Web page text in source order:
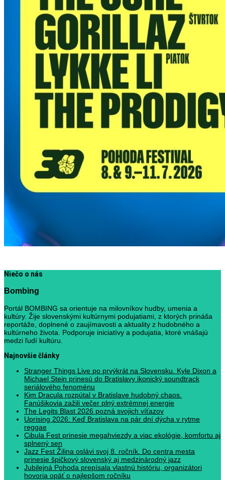
Niečo o nás
Bombing
Portál BOMBING sa orientuje na milovníkov hudby, umenia a
kultúry. Žije slovenskými kultúrnymi podujatiami, z ktorých prináša
reportáže, doplnené o zaujímavosti a aktuality z hudobného a
kultúrneho života. Podporuje iniciatívy a podujatia, ktoré vnášajú
medzi ľudí kultúru.
Najnovšie články
Stranger Things Live po prvýkrát na Slovensku. Kyle Dixon a
Michael Stein prinesú do Bratislavy ikonický soundtrack
seriálového fenoménu
Kim Dracula rozpútal v Bratislave hudobný chaos.
Fanúšikovia zažili večer plný extrémnej energie
The Legits Blast 2026 pozná svojich víťazov
Uprising 2026: Keď Bratislava na pár dní dýcha v rytme
reggae
Cibula Fest prinesie megahviezdy a viac ekológie, komfortu aj
splnený sen
Jazz Fest Žilina oslávi svoj 8. ročník. Do centra mesta
prinesie špičkový slovenský aj medzinárodný jazz
Jubilejná Pohoda prepísala vlastnú históriu, organizátori
hovoria opäť o najlepšom ročníku